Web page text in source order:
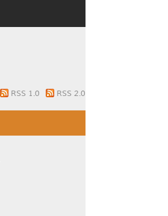
RSS 1.0 RSS 2.0